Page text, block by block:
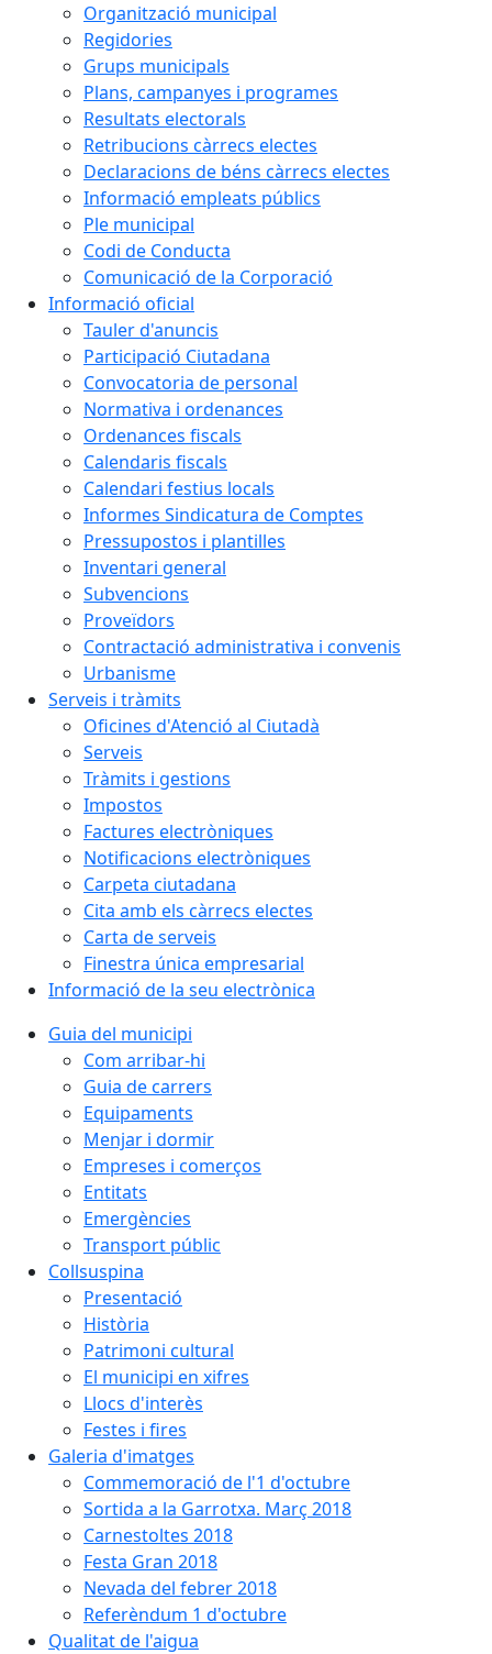
Organització municipal
Regidories
Grups municipals
Plans, campanyes i programes
Resultats electorals
Retribucions càrrecs electes
Declaracions de béns càrrecs electes
Informació empleats públics
Ple municipal
Codi de Conducta
Comunicació de la Corporació
Informació oficial
Tauler d'anuncis
Participació Ciutadana
Convocatoria de personal
Normativa i ordenances
Ordenances fiscals
Calendaris fiscals
Calendari festius locals
Informes Sindicatura de Comptes
Pressupostos i plantilles
Inventari general
Subvencions
Proveïdors
Contractació administrativa i convenis
Urbanisme
Serveis i tràmits
Oficines d'Atenció al Ciutadà
Serveis
Tràmits i gestions
Impostos
Factures electròniques
Notificacions electròniques
Carpeta ciutadana
Cita amb els càrrecs electes
Carta de serveis
Finestra única empresarial
Informació de la seu electrònica
Guia del municipi
Com arribar-hi
Guia de carrers
Equipaments
Menjar i dormir
Empreses i comerços
Entitats
Emergències
Transport públic
Collsuspina
Presentació
Història
Patrimoni cultural
El municipi en xifres
Llocs d'interès
Festes i fires
Galeria d'imatges
Commemoració de l'1 d'octubre
Sortida a la Garrotxa. Març 2018
Carnestoltes 2018
Festa Gran 2018
Nevada del febrer 2018
Referèndum 1 d'octubre
Qualitat de l'aigua